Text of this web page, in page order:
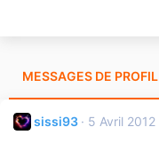
MESSAGES DE PROFIL
sissi93 5 Avril 2012